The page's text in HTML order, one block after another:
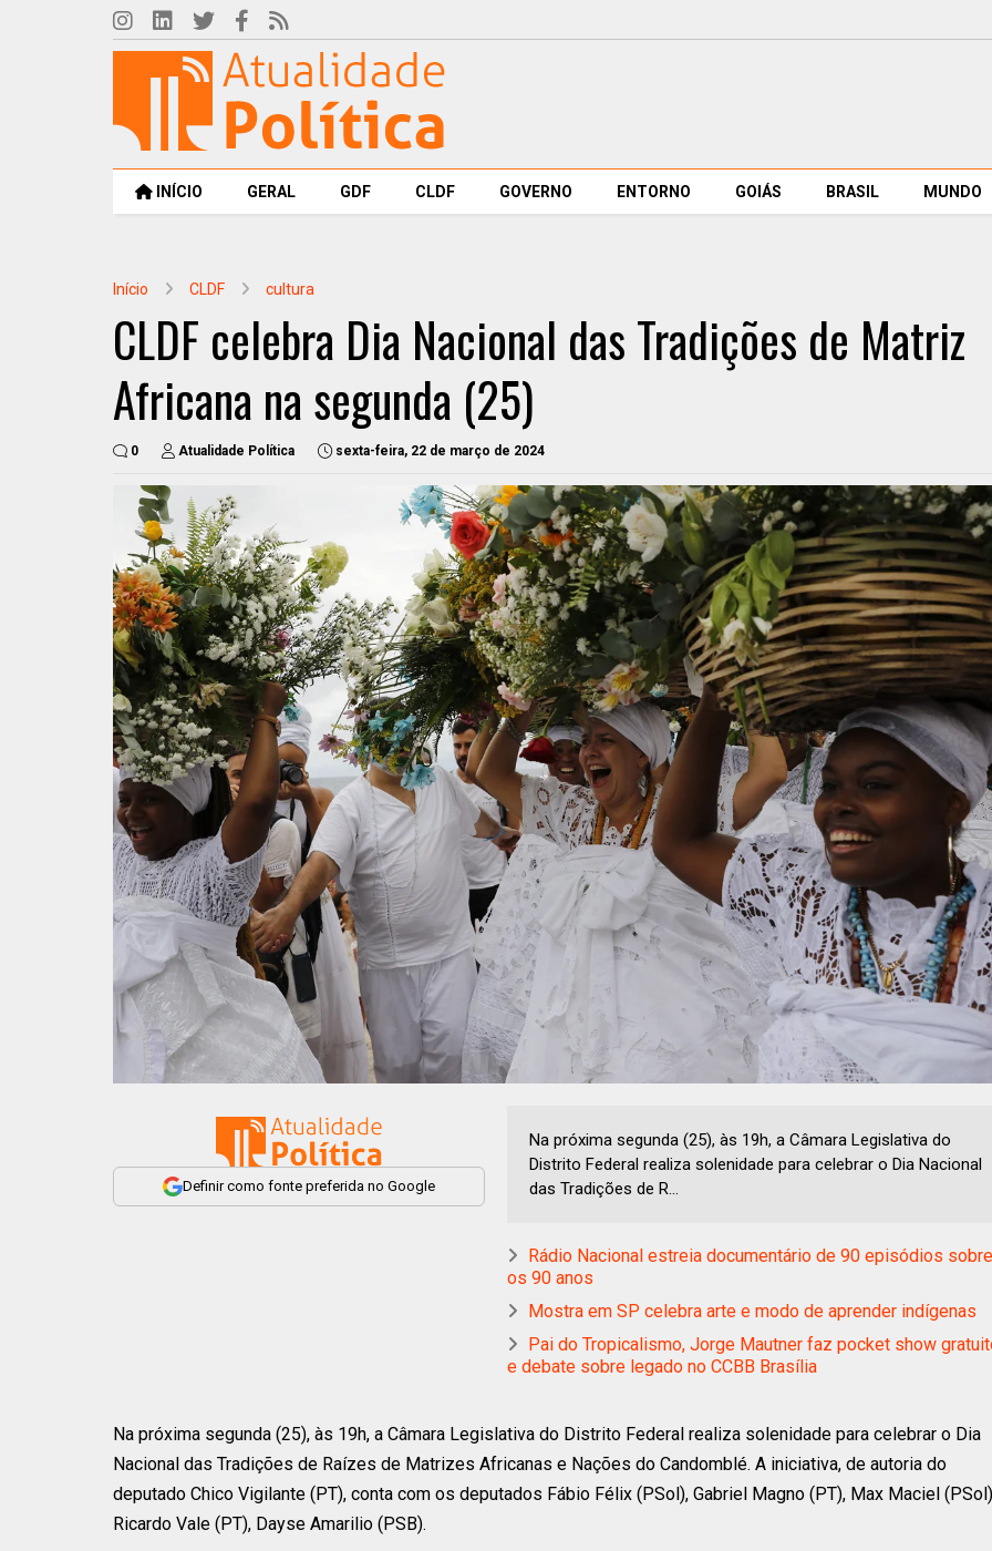
INÍCIO GERAL GDF CLDF GOVERNO ENTORNO GOIÁS BRASIL MUNDO
Início CLDF cultura
CLDF celebra Dia Nacional das Tradições de Matriz
Africana na segunda (25)
0 Atualidade Política sexta-feira, 22 de março de 2024
Definir como fonte preferida no Google
Na próxima segunda (25), às 19h, a Câmara Legislativa do
Distrito Federal realiza solenidade para celebrar o Dia Nacional
das Tradições de R...
Rádio Nacional estreia documentário de 90 episódios sobre
os 90 anos
Mostra em SP celebra arte e modo de aprender indígenas
Pai do Tropicalismo, Jorge Mautner faz pocket show
e debate sobre legado no CCBB Brasília
Na próxima segunda (25), às 19h, a Câmara Legislativa do Distrito Federal realiza solenidade para celebrar o Dia
Nacional das Tradições de Raízes de Matrizes Africanas e Nações do Candomblé. A iniciativa, de autoria do
deputado Chico Vigilante (PT), conta com os deputados Fábio Félix (PSol), Gabriel Magno (PT), Max Maciel
Ricardo Vale (PT), Dayse Amarilio (PSB).